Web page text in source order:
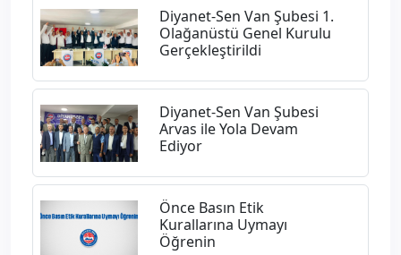
Diyanet-Sen Van Şubesi 1.
Olağanüstü Genel Kurulu
Gerçekleştirildi
Diyanet-Sen Van Şubesi
Arvas ile Yola Devam
Ediyor
Önce Basın Etik
Kurallarına Uymayı
Öğrenin